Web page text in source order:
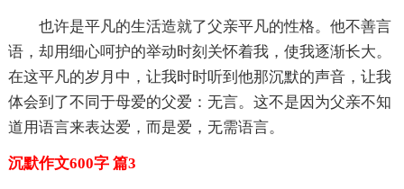
也许是平凡的生活造就了父亲平凡的性格。他不善言
语，却用细心呵护的举动时刻关怀着我，使我逐渐长大。
在这平凡的岁月中，让我时时听到他那沉默的声音，让我
体会到了不同于母爱的父爱：无言。这不是因为父亲不知
道用语言来表达爱，而是爱，无需语言。
沉默作文600字 篇3